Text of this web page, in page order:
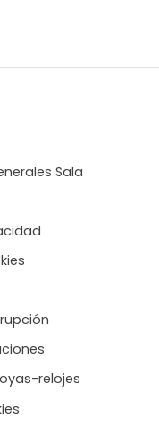
Sala
relojes